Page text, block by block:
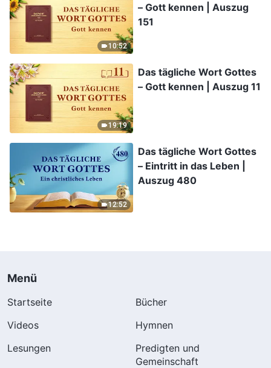
10:52
– Gott kennen | Auszug
151
19:19
Das tägliche Wort Gottes
– Gott kennen | Auszug 11
12:52
Das tägliche Wort Gottes
– Eintritt in das Leben |
Auszug 480
Menü
Startseite
Bücher
Videos
Hymnen
Lesungen
Predigten und
Gemeinschaft